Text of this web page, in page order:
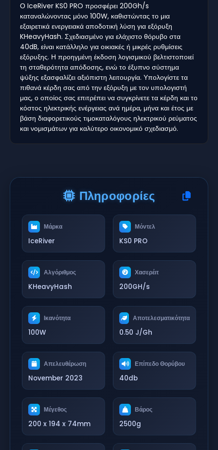
Ο IceRiver KS0 PRO προσφέρει 200Gh/s
καταναλώνοντας μόνο 100W, καθιστώντας το μια
εξαιρετικά ενεργειακά αποδοτική λύση για εξόρυξη
KHeavyHash. Σχεδιασμένο για ελάχιστο θόρυβο στα
40dB, είναι κατάλληλο για οικιακές ή μικρές ρυθμίσεις
εξόρυξης. Η προηγμένη έκδοση λογισμικού βελτιστοποιεί
τη σταθερότητα απόδοσης, ενώ το έξυπνο σύστημα
ψύξης εξασφαλίζει αξιόπιστη λειτουργία. Υπολογίστε τα
πιθανά κέρδη σας από την εξόρυξη με τον υπολογιστή
μας, ο οποίος σας επιτρέπει να συγκρίνετε τα κέρδη και το
κόστος ηλεκτρικής ενέργειας ανά ημέρα, μήνα και έτος με
βάση διαφορετικούς τιμοκαταλόγους ηλεκτρικού ρεύματος
και νομισμάτων για καλύτερο οικονομικό σχεδιασμό.
Πληροφορίες
Μάρκα
IceRiver
Μόντελ
KS0 PRO
Αλγόριθμος
KHeavyHash
Χασερέιτ
200GH/s
Ικανότητα
100W
Αποτελεσματικότητα
0.50 J/Gh
Απελευθέρωση
November 2023
Επίπεδο Θορύβου
40db
Μέγεθος
200 x 194 x 74mm
Βάρος
2500g